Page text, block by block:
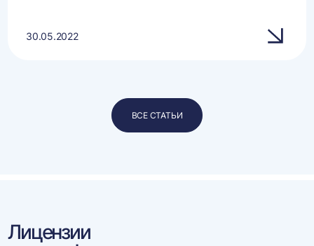
30.05.2022
ВСЕ СТАТЬИ
Лицензии